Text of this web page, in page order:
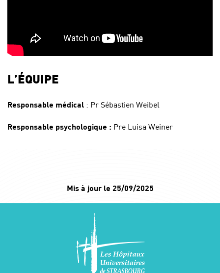
L’ÉQUIPE
Responsable médical : Pr Sébastien Weibel
Responsable psychologique : Pre Luisa Weiner
Mis à jour le 25/09/2025